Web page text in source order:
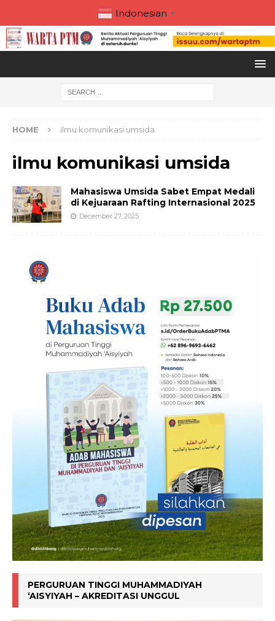
Indonesian ▼
HOME ilmu komunikasi umsida
ilmu komunikasi umsida
Mahasiswa Umsida Sabet Empat Medali
di Kejuaraan Rafting Internasional 2025
December 27, 2025
PERGURUAN TINGGI MUHAMMADIYAH
‘AISYIYAH – AKREDITASI UNGGUL